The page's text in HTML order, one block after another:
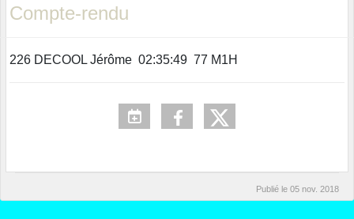
Compte-rendu
226 DECOOL Jérôme 02:35:49 77 M1H
Publié le 05 nov. 2018